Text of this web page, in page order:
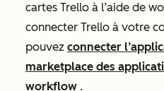
cartes Trello à l’aide de
connecter Trello à votre
pouvez connecter
marketplace des
workflow .